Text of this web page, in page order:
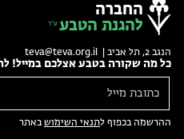
החברה
להגנת הטבע
הנגב 2, תל אביב | teva@teva.org.il
כל מה שקורה בטבע אצלכם במייל!
ההרשמה בכפוף לתנאי השימושבאתר